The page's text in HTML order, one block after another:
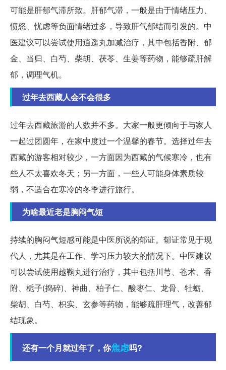
可能是肝郁气滞所致。肝郁气滞，一般是由于情绪压力、
愤怒、忧虑等负面情绪过多，导致肝气郁结而引发的。中
医建议可以尝试使用逍遥丸加减治疗，其中包括香附、郁
金、当归、白芍、柴胡、茯苓、生姜等药物，能够疏肝解
郁，调理气机。
过年去西藏人会不会很多
过年去西藏旅游的人数并不多。大家一般更倾向于与家人
一起过团圆年，在家中度过一个温馨的春节。选择过年去
西藏的游客相对较少，一方面因为西藏的气候寒冷，也有
些人不太喜欢冬天；另一方面，一些人可能身体素质较
弱，不适合在寒冷的冬季进行旅行。
为啥最近老是胸闷气短
持续的胸闷气短感可能是中医所说的郁证。郁证常见于现
代人，尤其是在工作、学习压力较大的情况下。中医建议
可以尝试使用越鞠丸进行治疗，其中包括川芎、苍术、香
附、栀子(捣碎)、神曲、柏子仁、酸枣仁、龙骨、牡蛎、
柴胡、白芍、枳实、玄参等药物，能够疏肝理气，改善郁
结现象。
还有一个月就过年了，你焦虑吗?